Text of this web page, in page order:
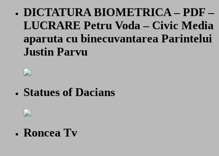
DICTATURA BIOMETRICA – PDF –
LUCRARE Petru Voda – Civic Media
aparuta cu binecuvantarea Parintelui
Justin Parvu
Statues of Dacians
Roncea Tv